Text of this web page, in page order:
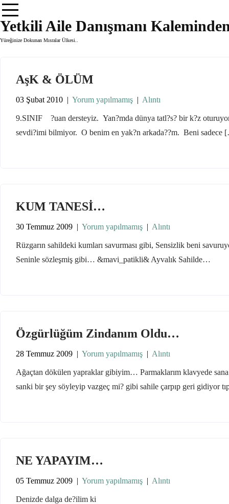
Skip
to
content
Yetkili Aile Danışmanı
Yüreğinize Dokunan Mısralar Ülkesi..
AşK & ÖLÜM
03 Şubat 2010 | Yorum yapılmamış | Alıntı
9.SINIF ?uan dersteyiz. Yan?mda dünya tatl?s? bir k?z
sevdi?imi bilmiyor. O benim en yak?n arkada??m. Beni sadece
KUM TANESİ…
30 Temmuz 2009 | Yorum yapılmamış | Alıntı
Rüzgarın sahildeki kumları savurması gibi, Sensizlik beni
Seninle sözleşmiş gibi… &mavi_patikli& Ayvalık Sahilde…
Özgürlüğüm Zindanım Oldu…
28 Temmuz 2009 | Yorum yapılmamış | Alıntı
Ağaçtan dökülen yapraklar gibiyim… Parmaklarım klavyede
sanki bir şey söyleyip vazgeç mi? gibi sahile çarpıp geri gidiyor
NE YAPAYIM…
05 Temmuz 2009 | Yorum yapılmamış | Alıntı
Denizde dalga de?ilim ki